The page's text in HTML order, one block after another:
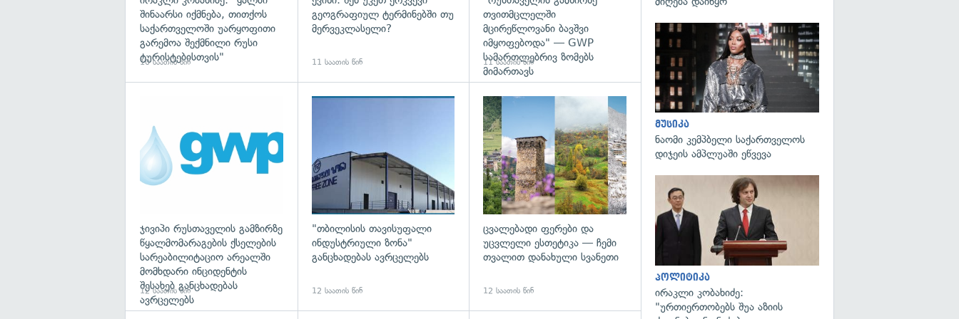
შინაარსი იქმნება, თითქოს
საქართველოში უარყოფითი
გარემოა შექმნილი რუსი
ტურისტებისთვის"
10 საათის წინ
გეოგრაფიულ ტერმინებში თუ
მერვეკლასელი?
11 საათის წინ
თვითმცლელში
მცირეწლოვანი ბავშვი
იმყოფებოდა" — GWP
სამართლებრივ ზომებს
მიმართავს
11 საათის წინ
ჯივიპი რუსთაველის გამზირზე
წყალმომარაგების ქსელების
სარეაბილიტაციო არეალში
მომხდარი ინციდენტის
შესახებ განცხადებას
ავრცელებს
12 საათის წინ
გადახედვა
"თბილისის თავისუფალი
ინდუსტრიული ზონა"
განცხადებას ავრცელებს
12 საათის წინ
გადახედვა
ცვალებადი ფერები და
უცვლელი ესთეტიკა — ჩემი
თვალით დანახული სვანეთი
12 საათის წინ
მუსიკა
ნაომი კემპბელი საქართველოს
დიჯეის ამპლუაში ეწვევა
პოლიტიკა
ირაკლი კობახიძე:
"ურთიერთობებს შუა აზიის